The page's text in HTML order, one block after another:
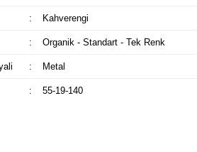
: Kahverengi
: Organik - Standart - Tek Renk
: Metal
: 55-19-140